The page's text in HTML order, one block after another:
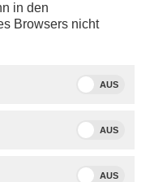
in den
Browsers nicht
AUS
AUS
AUS